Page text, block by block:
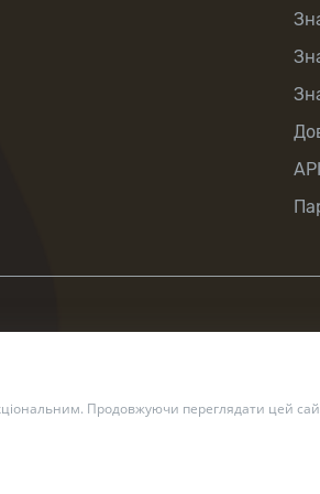
Продовжуючи переглядати цей